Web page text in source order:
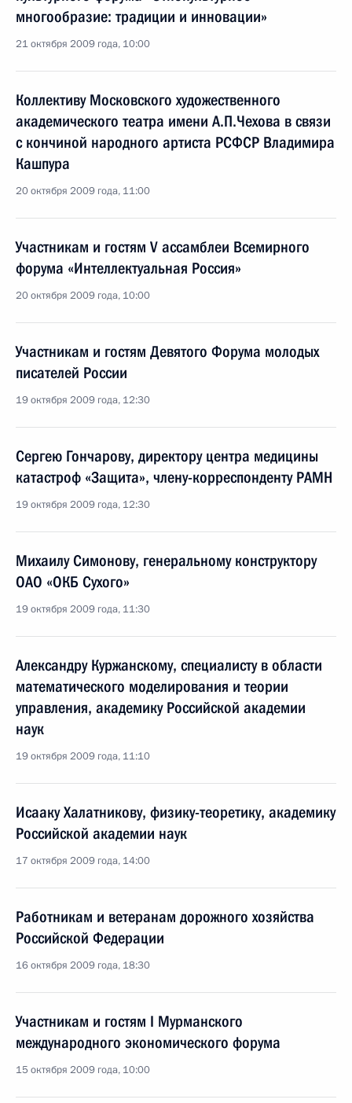
многообразие: традиции и инновации»
21 октября 2009 года, 10:00
Коллективу Московского художественного
академического театра имени А.П.Чехова в связи
с кончиной народного артиста РСФСР Владимира
Кашпура
20 октября 2009 года, 11:00
Участникам и гостям V ассамблеи Всемирного
форума «Интеллектуальная Россия»
20 октября 2009 года, 10:00
Участникам и гостям Девятого Форума молодых
писателей России
19 октября 2009 года, 12:30
Сергею Гончарову, директору центра медицины
катастроф «Защита», члену-корреспонденту РАМН
19 октября 2009 года, 12:30
Михаилу Симонову, генеральному конструктору
ОАО «ОКБ Сухого»
19 октября 2009 года, 11:30
Александру Куржанскому, специалисту в области
математического моделирования и теории
управления, академику Российской академии
наук
19 октября 2009 года, 11:10
Исааку Халатникову, физику-теоретику, академику
Российской академии наук
17 октября 2009 года, 14:00
Работникам и ветеранам дорожного хозяйства
Российской Федерации
16 октября 2009 года, 18:30
Участникам и гостям I Мурманского
международного экономического форума
15 октября 2009 года, 10:00